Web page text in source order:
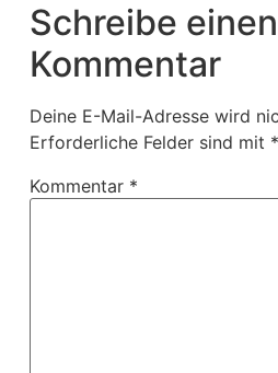
Schreibe einen
Kommentar
Deine E-Mail-Adresse wird
Erforderliche Felder sind mit *
Kommentar *